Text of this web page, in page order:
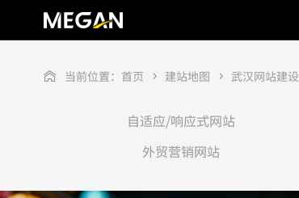
当前位置： 首页 建站地图 武汉网站建设
自适应/响应式网站
外贸营销网站